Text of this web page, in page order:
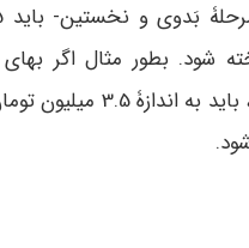
میلیون تومان باشد، باید به